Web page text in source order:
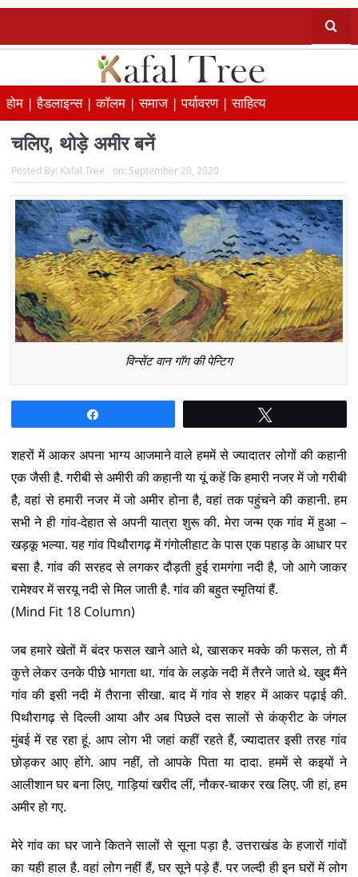
होम |हैडलाइन्स |कॉलम |समाज |पर्यावरण |साहित्य
चलिए, थोड़े अमीर बनें
Posted By: Kafal Tree on: September 20, 2020
विन्सेंट वान गॉग की पेन्टिग
शहरों में आकर अपना भाग्य आजमाने वाले हममें से ज्यादातर लोगों की कहानी
एक जैसी है. गरीबी से अमीरी की कहानी या यूं कहें कि हमारी नजर में जो गरीबी
है, वहां से हमारी नजर में जो अमीर होना है, वहां तक पहुंचने की कहानी. हम
सभी ने ही गांव-देहात से अपनी यात्रा शुरू की. मेरा जन्म एक गांव में हुआ –
खड़कू भल्या. यह गांव पिथौरागढ़ में गंगोलीहाट के पास एक पहाड़ के आधार पर
बसा है. गांव की सरहद से लगकर दौड़ती हुई रामगंगा नदी है, जो आगे जाकर
रामेश्वर में सरयू नदी से मिल जाती है. गांव की बहुत स्मृतियां हैं.
(Mind Fit 18 Column)
जब हमारे खेतों में बंदर फसल खाने आते थे, खासकर मक्के की फसल, तो मैं
कुत्ते लेकर उनके पीछे भागता था. गांव के लड़के नदी में तैरने जाते थे. खुद मैंने
गांव की इसी नदी में तैराना सीखा. बाद में गांव से शहर में आकर पढ़ाई की.
पिथौरागढ़ से दिल्ली आया और अब पिछले दस सालों से कंक्रीट के जंगल
मुंबई में रह रहा हूं. आप लोग भी जहां कहीं रहते हैं, ज्यादातर इसी तरह गांव
छोड़कर आए होंगे. आप नहीं, तो आपके पिता या दादा. हममें से कइयों ने
आलीशान घर बना लिए, गाड़ियां खरीद लीं, नौकर-चाकर रख लिए. जी हां, हम
अमीर हो गए.
मेरे गांव का घर जाने कितने सालों से सूना पड़ा है. उत्तराखंड के हजारों गांवों
का यही हाल है. वहां लोग नहीं हैं, घर सूने पड़े हैं. पर जल्दी ही इन घरों में लोग